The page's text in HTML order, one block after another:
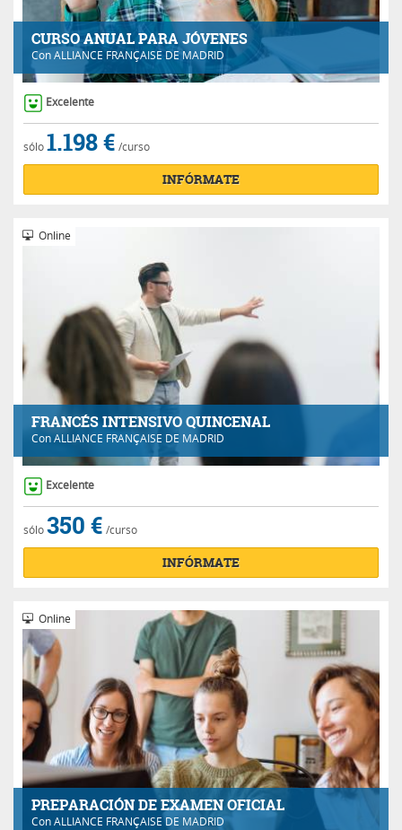
CURSO ANUAL PARA JÓVENES
ConALLIANCE FRANÇAISE DE MADRID
Excelente
sólo1.198 € /curso
INFÓRMATE
FRANCÉS INTENSIVO QUINCENAL
ConALLIANCE FRANÇAISE DE MADRID
Online
Excelente
sólo350 € /curso
INFÓRMATE
PREPARACIÓN DE EXAMEN OFICIAL
ConALLIANCE FRANÇAISE DE MADRID
Online